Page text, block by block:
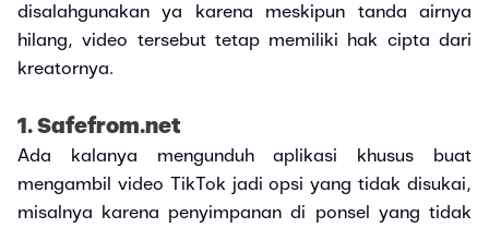
disalahgunakan ya karena meskipun tanda airnya
hilang, video tersebut tetap memiliki hak cipta dari
kreatornya.
1. Safefrom.net
Ada kalanya mengunduh aplikasi khusus buat
mengambil video TikTok jadi opsi yang tidak disukai,
misalnya karena penyimpanan di ponsel yang tidak